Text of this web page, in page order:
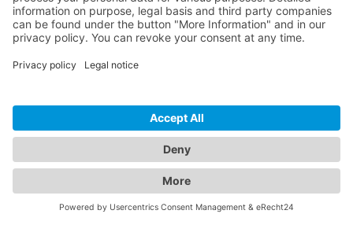
Naja, die Plazierung des vermeintlichen
Charakters ist nur der Fake, damit sich der
geht es ja die ganze Zeit. Der sogenannte
ermöglichen. Er besteht aus rein gar nichts.
Ich könnte dasselbe ebensogut mit einem
Objekt machen. Deshalb am liebsten
sofortigeAusrichtung. Da das
wahrscheinlich zu einer Endlosschleife führt,
war vorgesehen: Plaziere Charakter auf